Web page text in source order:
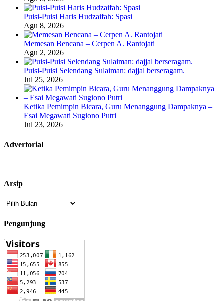
Puisi-Puisi Haris Hudzaifah: Spasi
Agu 8, 2026
Memesan Bencana – Cerpen A. Rantojati
Agu 2, 2026
Puisi-Puisi Selendang Sulaiman: dajjal berseragam.
Jul 25, 2026
Ketika Pemimpin Bicara, Guru Menanggung Dampaknya –
Esai Megawati Sugiono Putri
Jul 23, 2026
Advertorial
Arsip
Arsip
Pengunjung